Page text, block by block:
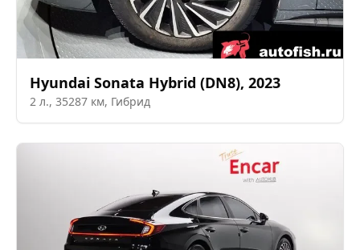
Hyundai Sonata Hybrid (DN8), 2023
2 л., 35287 км, Гибрид